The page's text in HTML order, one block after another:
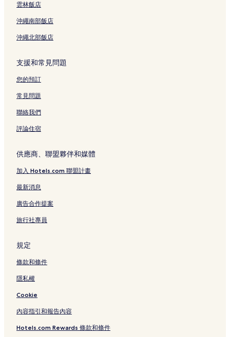
雲林飯店
沖繩南部飯店
沖繩北部飯店
支援和常見問題
您的預訂
常見問題
聯絡我們
評論住宿
供應商、聯盟夥伴和媒體
加入 Hotels.com 聯盟計畫
最新消息
廣告合作提案
旅行社專員
規定
條款和條件
隱私權
Cookie
內容指引和報告內容
Hotels.com Rewards 條款和條件